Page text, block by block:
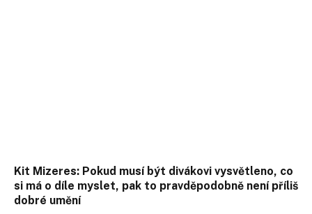
Kit Mizeres: Pokud musí být divákovi vysvětleno, co
si má o díle myslet, pak to pravděpodobně není příliš
dobré umění